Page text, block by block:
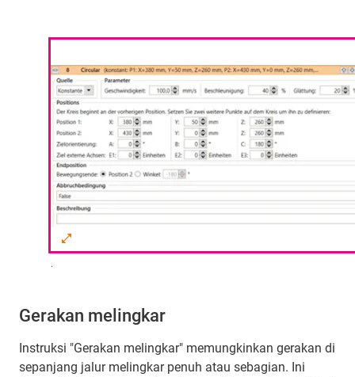
.
Gerakan melingkar
Instruksi "Gerakan melingkar" memungkinkan gerakan di
sepanjang jalur melingkar penuh atau sebagian. Ini